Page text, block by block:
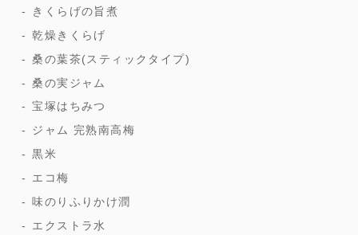
きくらげの旨煮
乾燥きくらげ
桑の葉茶(スティックタイプ)
桑の実ジャム
宝塚はちみつ
ジャム 完熟南高梅
黒米
エコ梅
味のりふりかけ潤
エクストラ水